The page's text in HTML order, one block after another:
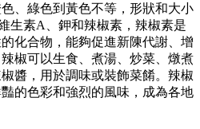
、綠色到黃色不等，形狀和大小
生素A、鉀和辣椒素，辣椒素是
化合物，能夠促進新陳代謝、增
椒可以生食、煮湯、炒菜、燉煮
醬，用於調味或裝飾菜餚。辣椒
的色彩和強烈的風味，成為各地